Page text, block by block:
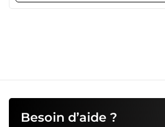
Besoin d’aide ?